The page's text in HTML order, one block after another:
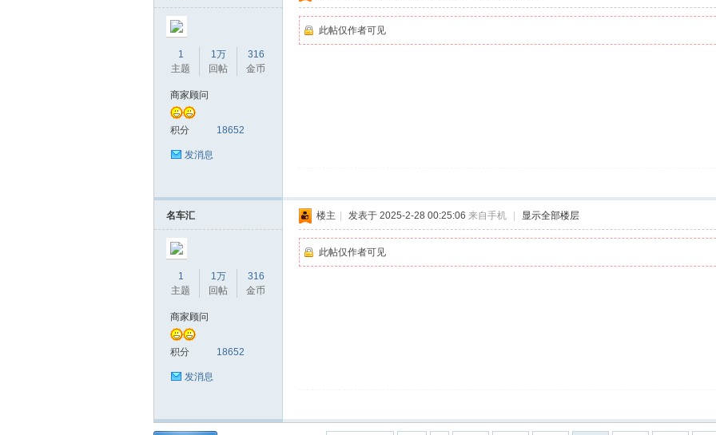
1
主题
1万
回帖
316
金币
商家顾问
积分 18652
发消息
此帖仅作者可见
名车汇
1
主题
1万
回帖
316
金币
商家顾问
积分 18652
发消息
楼主 发表于 2025-2-28 00:25:06 来自手机 显示全部楼层
此帖仅作者可见